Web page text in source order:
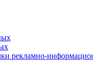
рекламно-